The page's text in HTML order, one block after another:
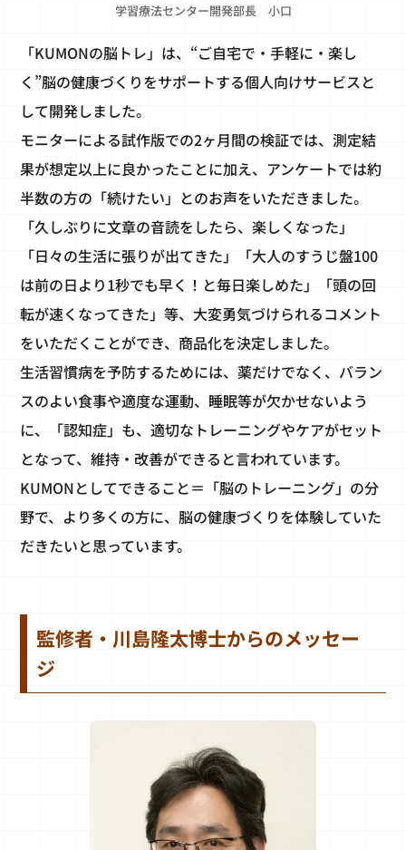
学習療法センター開発部長 小口
「KUMONの脳トレ」は、“ご自宅で・手軽に・楽し
く”脳の健康づくりをサポートする個人向けサービスと
して開発しました。
モニターによる試作版での2ヶ月間の検証では、測定結
果が想定以上に良かったことに加え、アンケートでは約
半数の方の「続けたい」とのお声をいただきました。
「久しぶりに文章の音読をしたら、楽しくなった」
「日々の生活に張りが出てきた」「大人のすうじ盤100
は前の日より1秒でも早く！と毎日楽しめた」「頭の回
転が速くなってきた」等、大変勇気づけられるコメント
をいただくことができ、商品化を決定しました。
生活習慣病を予防するためには、薬だけでなく、バラン
スのよい食事や適度な運動、睡眠等が欠かせないよう
に、「認知症」も、適切なトレーニングやケアがセット
となって、維持・改善ができると言われています。
KUMONとしてできること＝「脳のトレーニング」の分
野で、より多くの方に、脳の健康づくりを体験していた
だきたいと思っています。
監修者・川島隆太博士からのメッセー
ジ